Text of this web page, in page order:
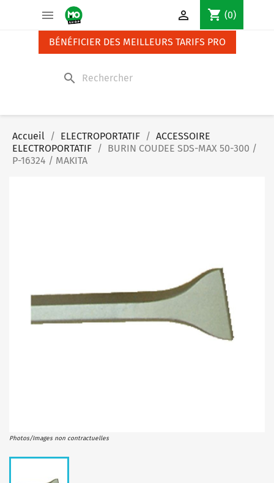
 shopping_cart (0)

BÉNÉFICIER DES MEILLEURS TARIFS PRO
search
Accueil ELECTROPORTATIF
ACCESSOIRE
ELECTROPORTATIF
BURIN COUDEE SDS-MAX 50-300 /
P-16324 / MAKITA
Photos/Images non contractuelles
Panneau de gestion des cookies